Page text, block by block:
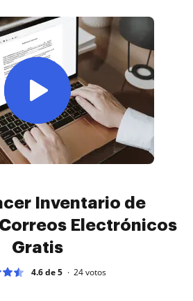
Inventario de
Electrónicos
Gratis
4.6 de 5 24votos